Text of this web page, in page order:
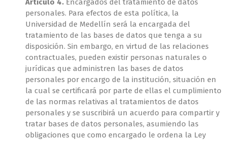
Artículo 4. Encargados del tratamiento de datos
personales. Para efectos de esta política, la
Universidad de Medellín será la encargada del
tratamiento de las bases de datos que tenga a su
disposición. Sin embargo, en virtud de las relaciones
contractuales, pueden existir personas naturales o
jurídicas que administren las bases de datos
personales por encargo de la institución, situación en
la cual se certificará por parte de ellas el cumplimiento
de las normas relativas al tratamientos de datos
personales y se suscribirá un acuerdo para compartir y
tratar bases de datos personales, asumiendo las
obligaciones que como encargado le ordena la Ley